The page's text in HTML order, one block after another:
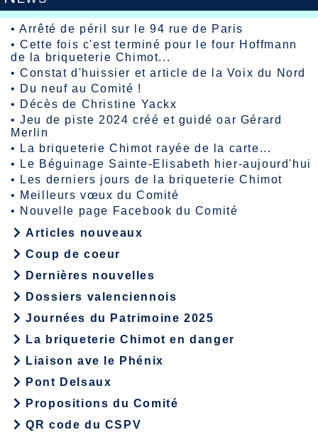
•Arrêté de péril sur le 94 rue de Paris
•Cette fois c'est terminé pour le four Hoffmann
de la briqueterie Chimot...
•Constat d'huissier et article de la Voix du Nord
• Du neuf au Comité !
• Décès de Christine Yackx
•Jeu de piste 2024 créé et guidé oar Gérard
Merlin
•
La briqueterie Chimot rayée de la carte...
•
Le Béguinage Sainte-Elisabeth hier-aujourd'hui
•
Les derniers jours de la briqueterie Chimot
• Meilleurs vœux du Comité
• Nouvelle page Facebook du Comité
Articles nouveaux
Coup de coeur
Dernières nouvelles
Dossiers valenciennois
Journées du Patrimoine 2025
La briqueterie Chimot en danger
Liaison ave le Phénix
Pont Delsaux
Propositions du Comité
QR code du CSPV